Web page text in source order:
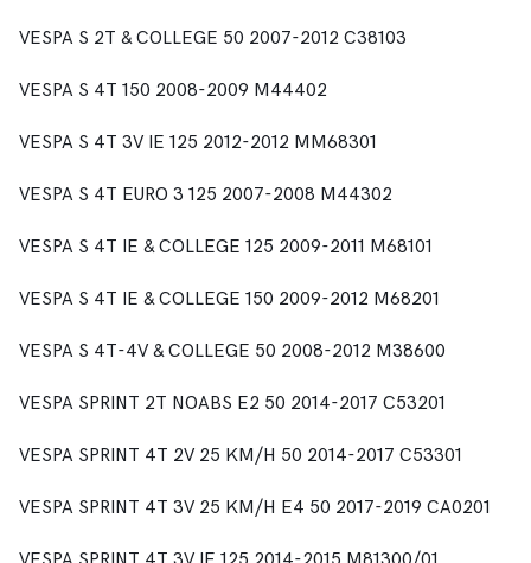
VESPA S 2T & COLLEGE 50 2007-2012 C38103
VESPA S 4T 150 2008-2009 M44402
VESPA S 4T 3V IE 125 2012-2012 MM68301
VESPA S 4T EURO 3 125 2007-2008 M44302
VESPA S 4T IE & COLLEGE 125 2009-2011 M68101
VESPA S 4T IE & COLLEGE 150 2009-2012 M68201
VESPA S 4T-4V & COLLEGE 50 2008-2012 M38600
VESPA SPRINT 2T NOABS E2 50 2014-2017 C53201
VESPA SPRINT 4T 2V 25 KM/H 50 2014-2017 C53301
VESPA SPRINT 4T 3V 25 KM/H E4 50 2017-2019 CA0201